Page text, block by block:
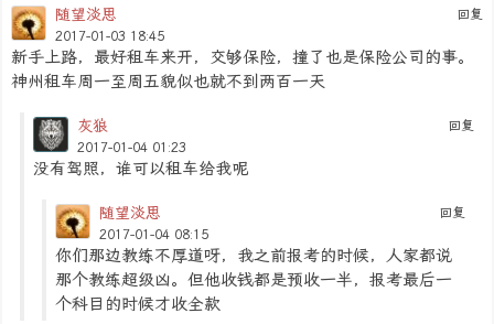
回复
随望淡思
2017-01-03 18:45
新手上路，最好租车来开，交够保险，撞了也是保险公司的事。
神州租车周一至周五貌似也就不到两百一天
回复
灰狼
2017-01-04 01:23
没有驾照，谁可以租车给我呢
回复
随望淡思
2017-01-04 08:15
你们那边教练不厚道呀，我之前报考的时候，人家都说
那个教练超级凶。但他收钱都是预收一半，报考最后一
个科目的时候才收全款